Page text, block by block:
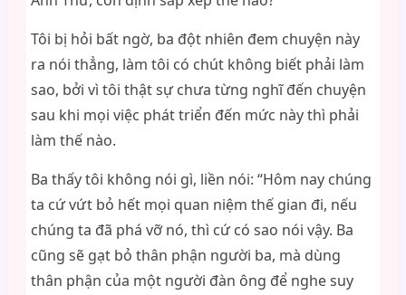
Tôi bị hỏi bất ngờ, ba đột nhiên đem chuyện này
ra nói thẳng, làm tôi có chút không biết phải làm
sao, bởi vì tôi thật sự chưa từng nghĩ đến chuyện
sau khi mọi việc phát triển đến mức này thì phải
làm thế nào.
Ba thấy tôi không nói gì, liền nói: “Hôm nay chúng
ta cứ vứt bỏ hết mọi quan niệm thế gian đi, nếu
chúng ta đã phá vỡ nó, thì cứ có sao nói vậy. Ba
cũng sẽ gạt bỏ thân phận người ba, mà dùng
thân phận của một người đàn ông để nghe suy